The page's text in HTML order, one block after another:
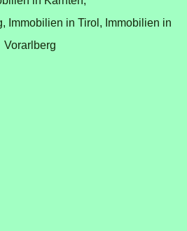
Immobilien in Tirol, Immobilien in
Vorarlberg